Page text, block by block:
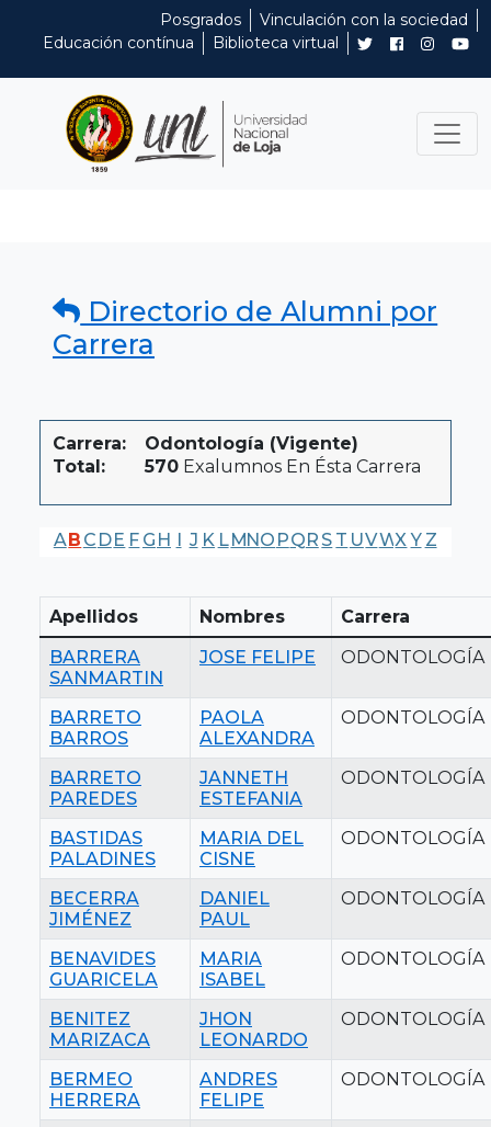
Posgrados
Vinculación con la sociedad
Educación contínua
Biblioteca virtual
Directorio de Alumni por
Carrera
Carrera:
Odontología (Vigente)
Total:
570 Exalumnos En Ésta Carrera
AB C DE F G H I J K LMNO PQR S T UVWX Y Z
Apellidos Nombres
Carrera
BARRERA
SANMARTIN
JOSE FELIPE ODONTOLOGÍA
BARRETO
BARROS
PAOLA
ALEXANDRA
ODONTOLOGÍA
BARRETO
PAREDES
JANNETH
ESTEFANIA
ODONTOLOGÍA
BASTIDAS
PALADINES
MARIA DEL
CISNE
ODONTOLOGÍA
BECERRA
JIMÉNEZ
DANIEL
PAUL
ODONTOLOGÍA
BENAVIDES
GUARICELA
MARIA
ISABEL
ODONTOLOGÍA
BENITEZ
MARIZACA
JHON
LEONARDO
ODONTOLOGÍA
BERMEO
HERRERA
ANDRES
FELIPE
ODONTOLOGÍA